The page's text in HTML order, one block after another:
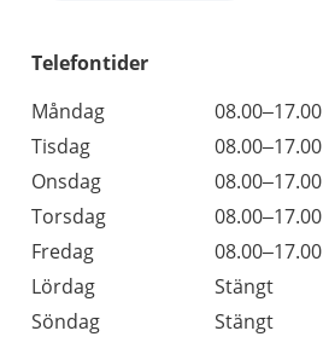
Telefontider
Måndag
08.00–17.00
Tisdag
08.00–17.00
Onsdag
08.00–17.00
Torsdag
08.00–17.00
Fredag
08.00–17.00
Lördag
Stängt
Söndag
Stängt